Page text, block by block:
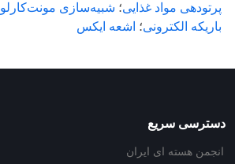
پرتودهی مواد غذایی؛ شبیه‌سازی مونت‌کارلو
باریکه الکترونی؛ اشعه ایکس
دسترسی سریع
انجمن هسته ای ایران